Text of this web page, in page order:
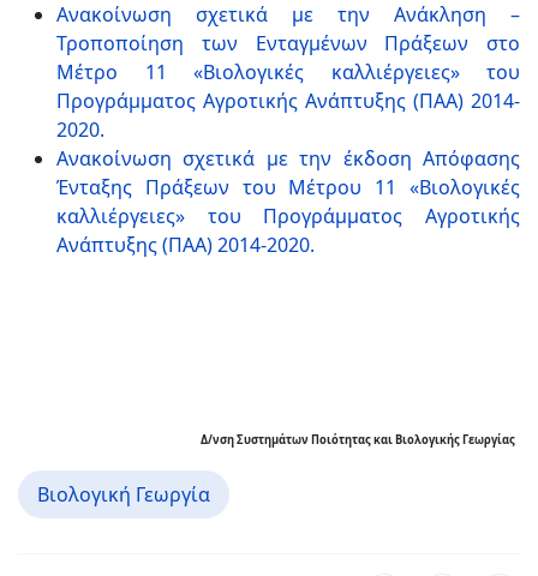
Ανακοίνωση σχετικά με την Ανάκληση –
Τροποποίηση των Ενταγμένων Πράξεων στο
Μέτρο 11 «Βιολογικές καλλιέργειες» του
Προγράμματος Αγροτικής Ανάπτυξης (ΠΑΑ) 2014-
2020.
Ανακοίνωση σχετικά με την έκδοση Απόφασης
Ένταξης Πράξεων του Μέτρου 11 «Βιολογικές
καλλιέργειες» του Προγράμματος Αγροτικής
Ανάπτυξης (ΠΑΑ) 2014-2020.
Δ/νση Συστημάτων Ποιότητας και Βιολογικής Γεωργίας
Βιολογική Γεωργία